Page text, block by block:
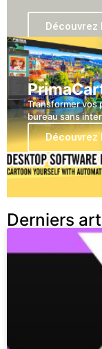
Transformer vos
bureau sans
Découvrez
Derniers